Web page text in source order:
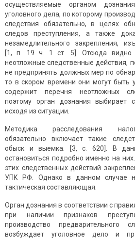
осуществляемые органом
уголовного дела, по которому
следствия обязательно, в целях
следов преступления, а также
незамедлительного закрепления,
[1, п. 19 ч. 1 ст. 5]. Отсюда видно
неотложные следственные действия,
не предпринять должных мер по
то в скором времени они могут
содержит перечня неотложных
поэтому орган дознания выбирает
исходя из ситуации.
Методика расследования
обязательно включает такие
обыск и выемка. [3, с. 620]. В
остановиться подробно именно на
этих следственных действий
УПК РФ. Однако в данном случае
тактическая составляющая.
Орган дознания в соответствии с
при наличии признаков
производство предварительного
возбуждает уголовное дело и